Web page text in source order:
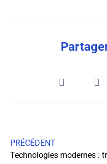
PRÉCÉDENT